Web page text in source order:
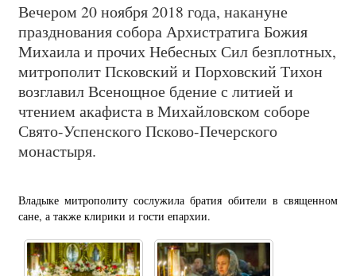
Вечером 20 ноября 2018 года, накануне
празднования собора Архистратига Божия
Михаила и прочих Небесных Сил безплотных,
митрополит Псковский и Порховский Тихон
возглавил Всенощное бдение с литией и
чтением акафиста в Михайловском соборе
Свято-Успенского Псково-Печерского
монастыря.
Владыке митрополиту сослужила братия обители в священном
сане, а также клирики и гости епархии.